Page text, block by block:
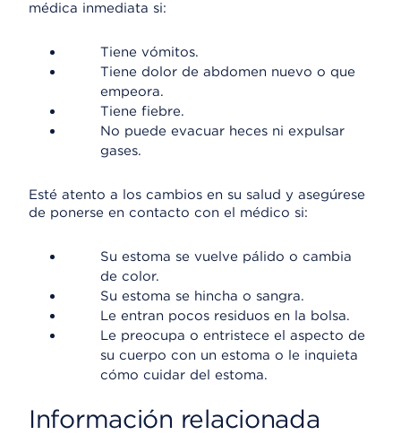
médica inmediata si:
Tiene vómitos.
Tiene dolor de abdomen nuevo o que
empeora.
Tiene fiebre.
No puede evacuar heces ni expulsar
gases.
Esté atento a los cambios en su salud y asegúrese
de ponerse en contacto con el médico si:
Su estoma se vuelve pálido o cambia
de color.
Su estoma se hincha o sangra.
Le entran pocos residuos en la bolsa.
Le preocupa o entristece el aspecto de
su cuerpo con un estoma o le inquieta
cómo cuidar del estoma.
Información relacionada